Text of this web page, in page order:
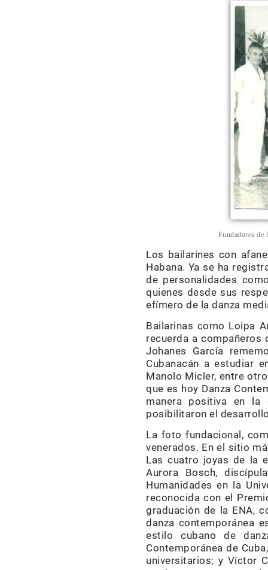
Fundadores de
Los bailarines con
Habana. Ya se ha
de personalidades
quienes desde sus
efímero de la danza
Bailarinas como Loipa
recuerda a compañeros
Johanes García
Cubanacán a estudiar
Manolo Micler, entre
que es hoy Danza
manera positiva en la
posibilitaron el
La foto fundacional,
venerados. En el sitio
Las cuatro joyas de la
Aurora Bosch,
Humanidades en la
reconocida con el
graduación de la ENA,
danza contemporánea
estilo cubano de
Contemporánea de
universitarios; y Víctor